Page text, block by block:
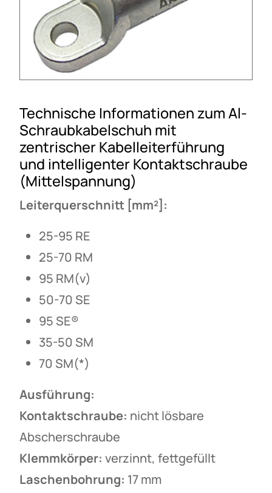
Technische Informationen zum Al-
Schraubkabelschuh mit
zentrischer Kabelleiterführung
und intelligenter Kontaktschraube
(Mittelspannung)
Leiterquerschnitt [mm²]:
25-95 RE
25-70 RM
95 RM(v)
50-70 SE
95 SE®
35-50 SM
70 SM(*)
Ausführung:
Kontaktschraube: nicht lösbare
Abscherschraube
Klemmkörper: verzinnt, fettgefüllt
Laschenbohrung: 17 mm